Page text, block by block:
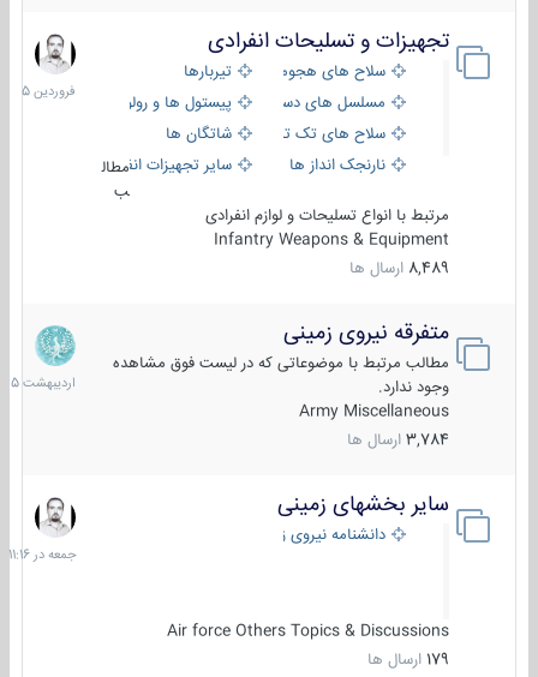
تجهیزات و تسلیحات انفرادی
سلاح های هجومی
تیربارها
مسلسل های دستی
پیستول ها و رولورها
سلاح های تک تیر اندازیشاتگان ها
نارنجک انداز ها
سایر تجهیزات انفرادی
مطال
ب
مرتبط با انواع تسلیحات و لوازم انفرادی
Infantry Weapons & Equipment
8,489 ارسال ها
17
فروردین
1405
متفرقه نیروی زمینی
مطالب مرتبط با موضوعاتی که در لیست فوق مشاهده
وجود ندارد.
Army Miscellaneous
3,784 ارسال ها
27
1405
سایر بخشهای زمینی
دانشنامه نیروی زمینی
Air force Others Topics & Discussions
179 ارسال ها
جمعه
در
11:16